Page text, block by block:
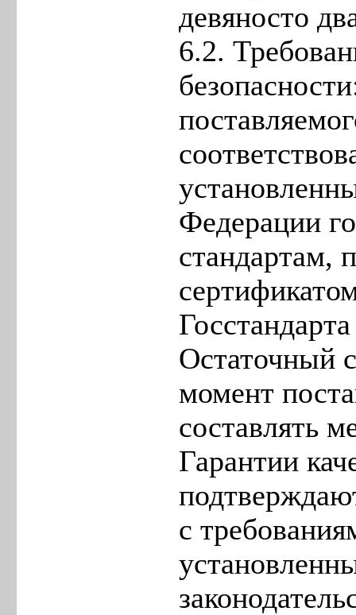
девяносто
6.2.
Федерации
стандартам,
Остаточный
момент
составлять
Гарантии
с